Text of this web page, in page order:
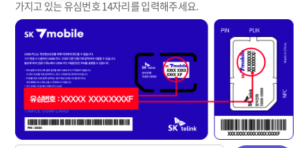
가지고 있는 유심번호 14자리를 입력해주세요.